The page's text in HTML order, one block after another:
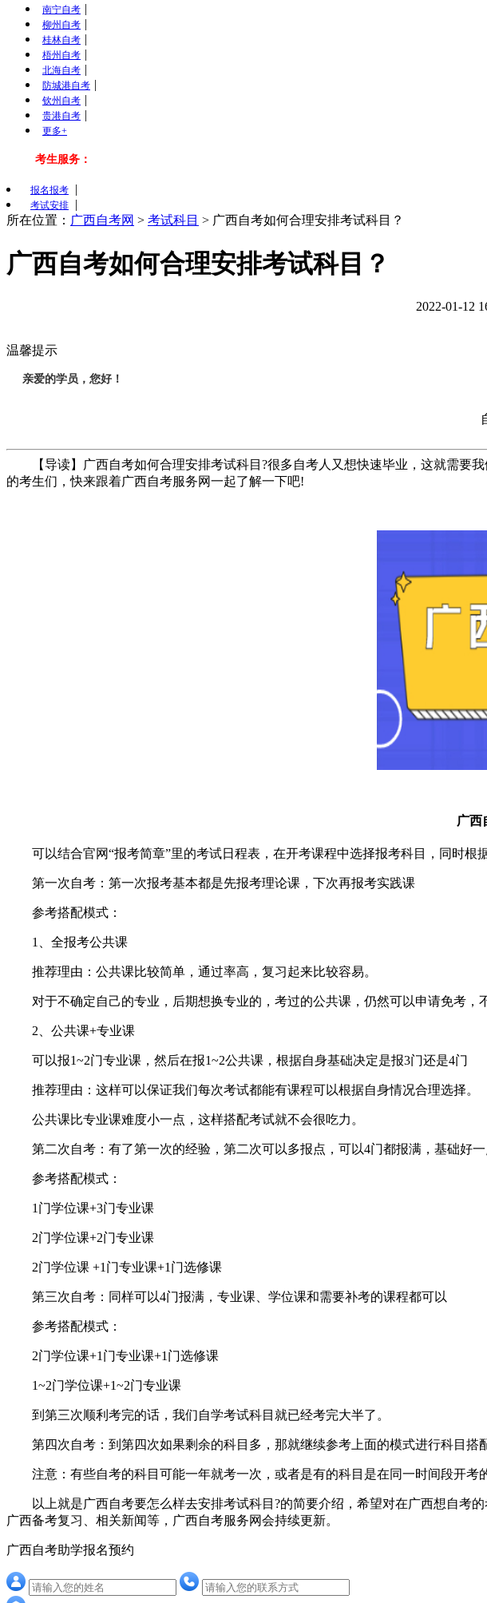
南宁自考 |
柳州自考 |
桂林自考 |
梧州自考 |
北海自考 |
防城港自考 |
钦州自考 |
贵港自考 |
更多+
考生服务：
报名报考 |
考试安排
|
所在位置： 广西自考网 > 考试科目 > 广西自考如何合理安排考试科目？
广西自考如何合理安排考试科目？
2022-01-12
温馨提示
亲爱的学员，您好！
【导读】广西自考如何合理安排考试科目?很多自考人又想快速毕业，这就需要
的考生们，快来跟着广西自考服务网一起了解一下吧!
广西自
可以结合官网“报考简章”里的考试日程表，在开考课程中选择报考科目，同时根
第一次自考：第一次报考基本都是先报考理论课，下次再报考实践课
参考搭配模式：
1、全报考公共课
推荐理由：公共课比较简单，通过率高，复习起来比较容易。
对于不确定自己的专业，后期想换专业的，考过的公共课，仍然可以申请免考，
2、公共课+专业课
可以报1~2门专业课，然后在报1~2公共课，根据自身基础决定是报3门还是4门
推荐理由：这样可以保证我们每次考试都能有课程可以根据自身情况合理选择。
公共课比专业课难度小一点，这样搭配考试就不会很吃力。
第二次自考：有了第一次的经验，第二次可以多报点，可以4门都报满，基础好一
参考搭配模式：
1门学位课+3门专业课
2门学位课+2门专业课
2门学位课 +1门专业课+1门选修课
第三次自考：同样可以4门报满，专业课、学位课和需要补考的课程都可以
参考搭配模式：
2门学位课+1门专业课+1门选修课
1~2门学位课+1~2门专业课
到第三次顺利考完的话，我们自学考试科目就已经考完大半了。
第四次自考：到第四次如果剩余的科目多，那就继续参考上面的模式进行科目搭
注意：有些自考的科目可能一年就考一次，或者是有的科目是在同一时间段开考
以上就是广西自考要怎么样去安排考试科目?的简要介绍，希望对在广西想自考的
广西备考复习、相关新闻等，广西自考服务网会持续更新。
广西自考助学报名预约